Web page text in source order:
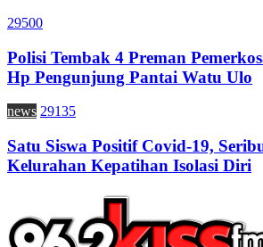
29500
Polisi Tembak 4 Preman
Hp Pengunjung Pantai Watu Ulo
news 29135
Satu Siswa Positif Covid-19,
Kelurahan Kepatihan Isolasi Diri